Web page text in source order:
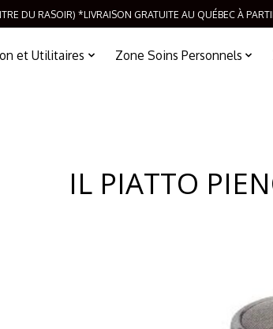
DU RASOIR) *LIVRAISON GRATUITE AU QUÉBEC À
et Utilitaires Zone Soins Personnels
IL PIATTO